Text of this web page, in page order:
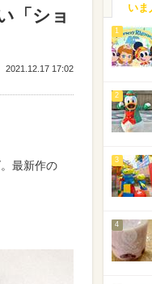
「ショ
2021.12.17 17:02
最新作の
いま
1
2
3
4